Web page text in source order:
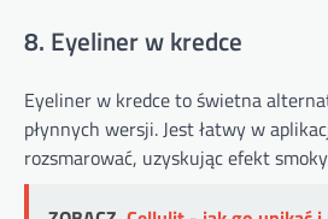
8. Eyeliner w kredce
Eyeliner w kredce to świetna
płynnych wersji. Jest łatwy w
rozsmarować, uzyskując efekt